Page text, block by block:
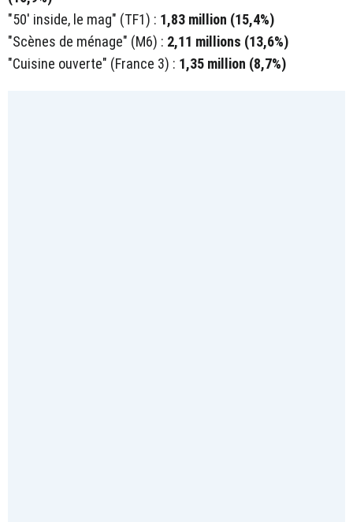
"50' inside, le mag" (TF1) : 1,83 million (15,4%)
"Scènes de ménage" (M6) : 2,11 millions (13,6%)
"Cuisine ouverte" (France 3) : 1,35 million (8,7%)